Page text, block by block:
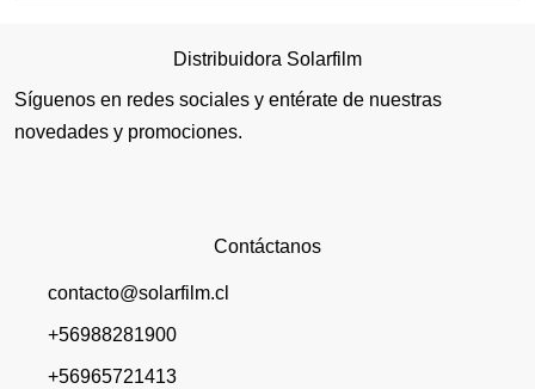
Distribuidora Solarfilm
Síguenos en redes sociales y entérate de nuestras
novedades y promociones.
Contáctanos
contacto@solarfilm.cl
+56988281900
+56965721413